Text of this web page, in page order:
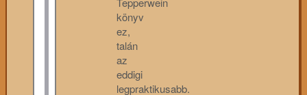
könyv
ez,
talán
az
eddigi
legpraktikusabb.